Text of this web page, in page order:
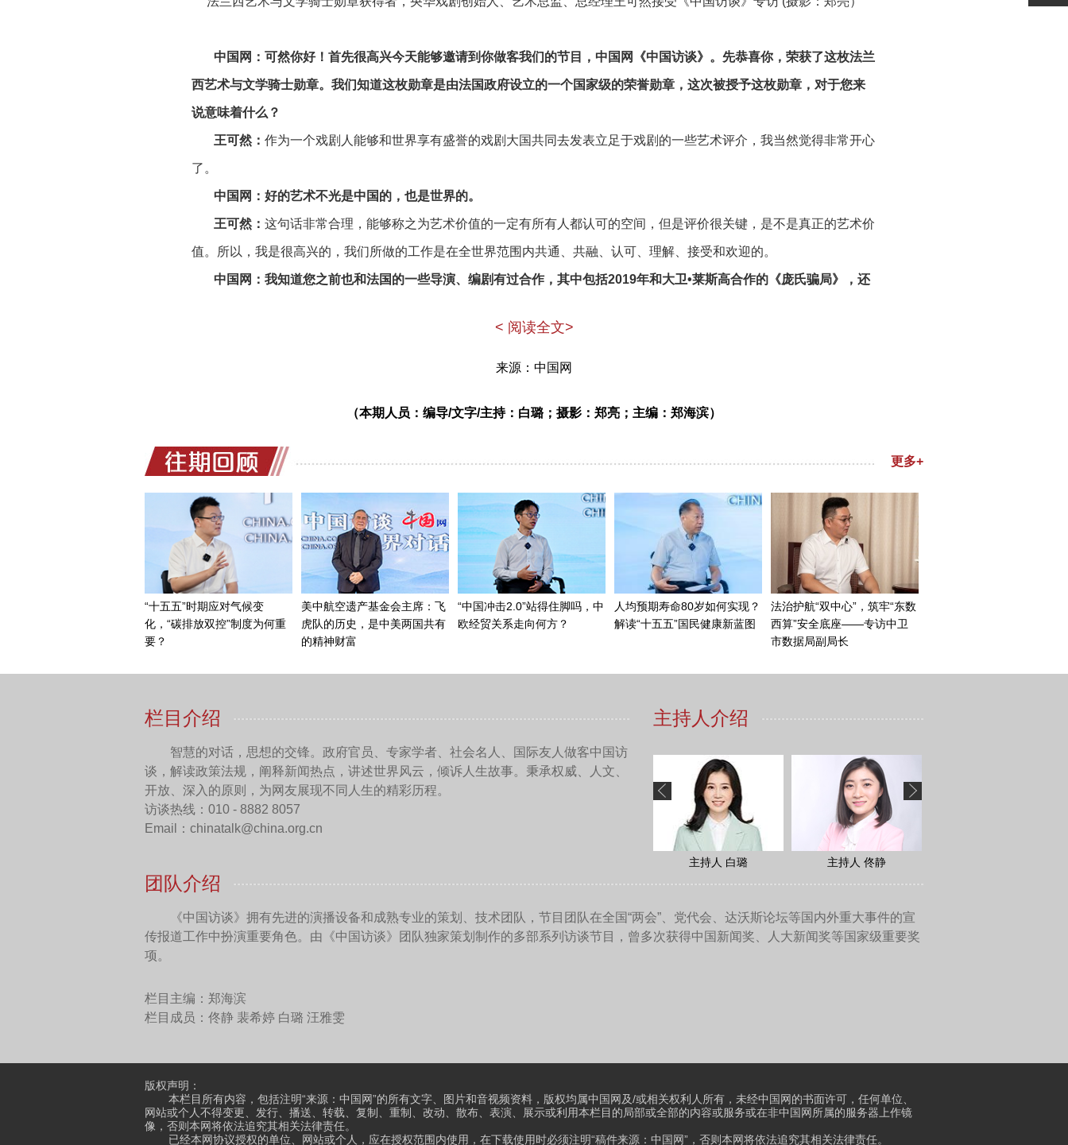
中国网： 可然你好！首先很高兴今天能够邀请到你做客我们的节目，中国网《中国访谈》。先恭喜你，荣获了这枚法兰
西艺术与文学骑士勋章。我们知道这枚勋章是由法国政府设立的一个国家级的荣誉勋章，这次被授予这枚勋章，对于您来
说意味着什么？
王可然： 作为一个戏剧人能够和世界享有盛誉的戏剧大国共同去发表立足于戏剧的一些艺术评介，我当然觉得非常开心
了。
中国网： 好的艺术不光是中国的，也是世界的。
王可然： 这句话非常合理，能够称之为艺术价值的一定有所有人都认可的空间，但是评价很关键，是不是真正的艺术价
值。所以，我是很高兴的，我们所做的工作是在全世界范围内共通、共融、认可、理解、接受和欢迎的。
中国网：我知道您之前也和法国的一些导演、编剧有过合作，其中包括2019年和大卫•莱斯高合作的《庞氏骗局》，还
没有。每一个创作者都有自己的个性，每一个创作者都有自己和别人不一样的表达方案，无论从作品上还是从
性格上。所以我说整体上没有，因为都不一样。我们对艺术的理解是在一个维度上，对于创作的共同的认定都在一个平台
中国网：会有一些文化差异吗？
王可然：表达方案的不同，不代表我们是不同的，真正的理解是在作品的价值方向上。那么在作品的价值方向上我们都
是一样的。表达方案就如同一个同样题材到底是用京剧去唱它，还是用越剧去唱它的不同而已，所以，我没有觉得不同。
中国网：您作为戏剧的制作人、监制，您认为戏剧在促进中法文化交流乃至中外文化交流的过程中，能发挥什么样的作
用？
王可然： 我觉得作用非常大，因为戏剧通过舞台上的各种手段，展示出来动人的、动情的、沟通的舞台形式和舞台方
案，是所有进入剧场的人都能够接收到的。而法国和中国、世界和中国、中国和世界、中国和法国，在这样一个没有任何
障碍的交流中得到共情，共同地融入，灵魂地共同激动，这就是一种很好的交流机会和交流方案，也是交流的渠道，这个
交流的渠道必然让人和人之间产生彼此的认知，彼此的接受，动人的沟通，这是一种机会和方案。
王可然： 这种美是通过艺术自己的语言表达出来的，就是呈现在舞台上的方式，这个方式无论他是法国人还是中国人，
无论他是巴黎人还是北京人，他都能通过艺术语言建立彼此的共鸣，这种共鸣就是有效沟通。
中国网：那您想把什么样的作品带到国际舞台上呢？
王可然：中国最好的经典作品，比如《雷雨》、《雷雨后》，这就是中国的，就是世界的，是经典的也是世界的，一个
道理。
王可然：
中国网：其实和电影、电视剧相比，戏剧是相对小众的一种艺术表现形式，特别是一些内容比较严肃，时间又比较长的
戏剧，吸引观众，特别是年轻的观众走进剧院，也是主创们需要考虑的一个问题。您如何看待这个问题？又是怎么解决
王可然：
一样的价格，它就是所有看电影的人也能够看、爱看、喜欢看的作品。它会让大家感觉到它和电影不一样，但是还是那么
生动地打动我，还是那么深刻地紧紧扣住我的灵魂的作品。（所以）它不是小众，它必然要创作给大众的。所以，对我而
言，如何把戏剧最大的价值呈现出来，这才是我们要追求的戏剧作品的创作价值。不应该有门槛，我追求的是时间再长的
< 阅读全文>
来源：中国网
（本期人员：编导/文字/主持：白璐；摄影：郑亮；主编：郑海滨）